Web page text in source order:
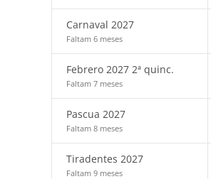
Carnaval 2027
Faltam 6 meses
Febrero 2027 2ª quinc.
Faltam 7 meses
Pascua 2027
Faltam 8 meses
Tiradentes 2027
Faltam 9 meses